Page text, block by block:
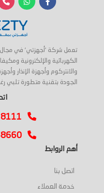
تعمل شركة 'أجهزتي' في مجال
الكهربائية والإلكترونية
والانتركوم وأجهزة الإنذار
الجودة بتقنية متطورة تلبي
أهم الروابط
اتصل بنا
خدمة العملاء